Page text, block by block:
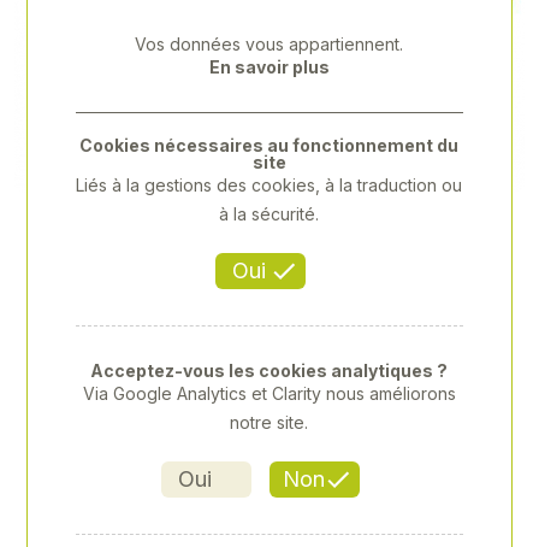
HUSQVARNA - 555
Vos données vous appartiennent.
En savoir plus
Oui
Cookies nécessaires au fonctionnement du
site
Liés à la gestions des cookies, à la traduction ou
à la sécurité.
Oui Non
Acceptez-vous les cookies analytiques ?
Via Google Analytics et Clarity nous améliorons
notre site.